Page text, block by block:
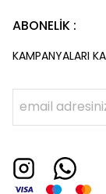
ABONELİK :
KAMPANYALARI